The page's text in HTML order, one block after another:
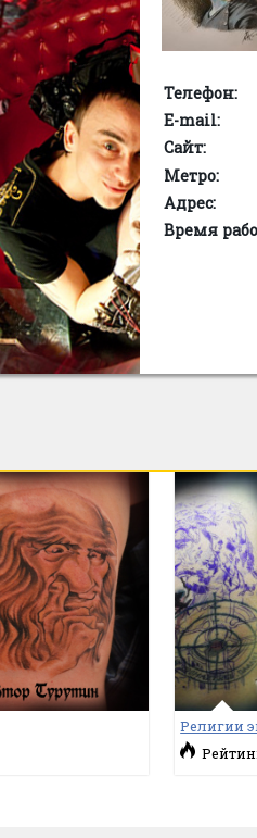
Телефон:
E-mail:
Сайт:
Метро:
Адрес:
Время
Религии